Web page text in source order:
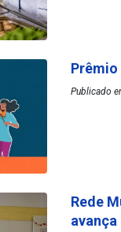
Publicado
Rede